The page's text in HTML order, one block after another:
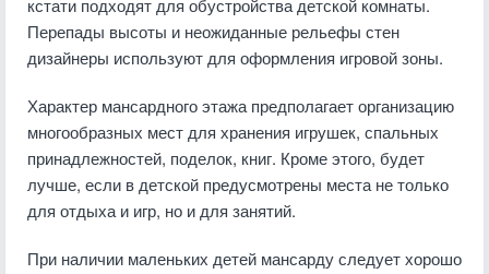
кстати подходят для обустройства детской комнаты.
Перепады высоты и неожиданные рельефы стен
дизайнеры используют для оформления игровой зоны.
Характер мансардного этажа предполагает организацию
многообразных мест для хранения игрушек, спальных
принадлежностей, поделок, книг. Кроме этого, будет
лучше, если в детской предусмотрены места не только
для отдыха и игр, но и для занятий.
При наличии маленьких детей мансарду следует хорошо